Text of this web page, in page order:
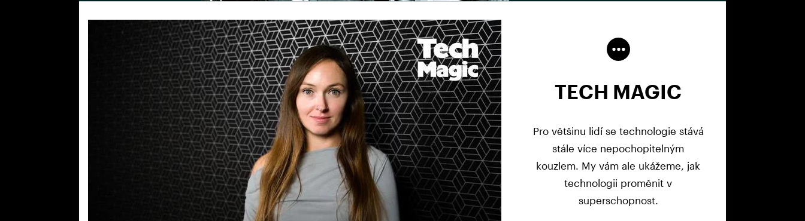
TECH MAGIC
Pro většinu lidí se technologie stává
stále více nepochopitelným
kouzlem. My vám ale ukážeme, jak
technologii proměnit v
superschopnost.